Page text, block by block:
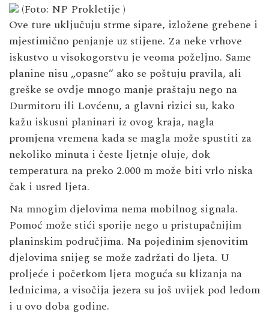
(Foto: NP Prokletije )
Ove ture uključuju strme sipare, izložene grebene i
mjestimično penjanje uz stijene. Za neke vrhove
iskustvo u visokogorstvu je veoma poželjno. Same
planine nisu „opasne“ ako se poštuju pravila, ali
greške se ovdje mnogo manje praštaju nego na
Durmitoru ili Lovćenu, a glavni rizici su, kako
kažu iskusni planinari iz ovog kraja, nagla
promjena vremena kada se magla može spustiti za
nekoliko minuta i česte ljetnje oluje, dok
temperatura na preko 2.000 m može biti vrlo niska
čak i usred ljeta.
Na mnogim djelovima nema mobilnog signala.
Pomoć može stići sporije nego u pristupačnijim
planinskim područjima. Na pojedinim sjenovitim
djelovima snijeg se može zadržati do ljeta. U
proljeće i početkom ljeta moguća su klizanja na
lednicima, a visočija jezera su još uvijek pod ledom
i u ovo doba godine.